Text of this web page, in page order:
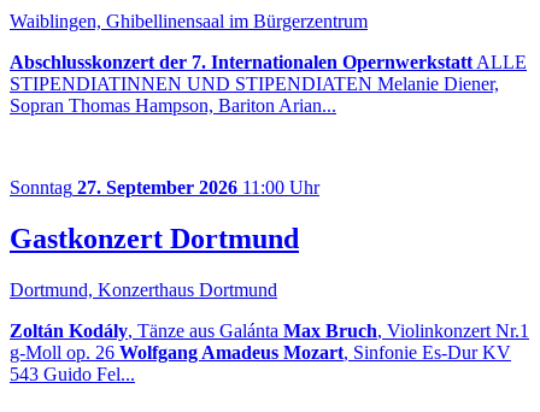
Waiblingen, Ghibellinensaal im Bürgerzentrum
Abschlusskonzert der 7. Internationalen OpernwerkstattALLE
STIPENDIATINNEN UND STIPENDIATEN Melanie Diener,
Sopran Thomas Hampson, Bariton Arian...
Sonntag 27. September 2026 11:00 Uhr
Gastkonzert Dortmund
Dortmund, Konzerthaus Dortmund
Zoltán Kodály, Tänze aus Galánta Max Bruch, Violinkonzert Nr.1
g-Moll op. 26 Wolfgang Amadeus Mozart, Sinfonie Es-Dur KV
543 Guido Fel...